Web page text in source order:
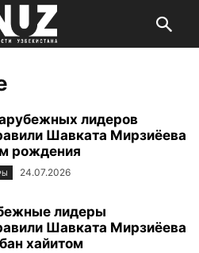
лидеров
Шавката Мирзиёева
рождения
24.07.2026
лидеры
Шавката Мирзиёева
хайитом